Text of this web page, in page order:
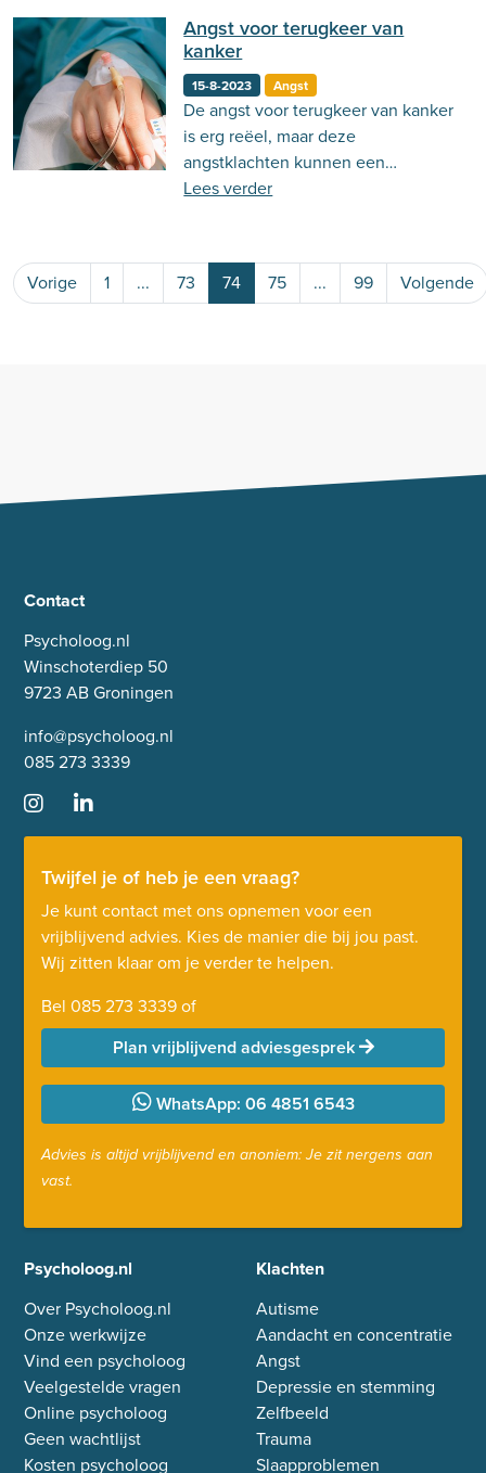
Angst voor terugkeer van
kanker
15-8-2023 Angst
De angst voor terugkeer van kanker
is erg reëel, maar deze
angstklachten kunnen een
belemmering zijn in het dagelijks
welke behandelmogelijkheden er
zijn.
Lees verder
Vorige 1 ... 73 74 75 ... 99 Volgende
Contact
Psycholoog.nl
Winschoterdiep 50
9723 AB Groningen
info@psycholoog.nl
085 273 3339
Twijfel je of heb je een vraag?
Je kunt contact met ons opnemen voor een
vrijblijvend advies. Kies de manier die bij jou past.
Wij zitten klaar om je verder te helpen.
Bel 085 273 3339of
Plan vrijblijvend adviesgesprek
WhatsApp: 06 4851 6543
Advies is altijd vrijblijvend en anoniem: Je zit nergens aan
vast.
Psycholoog.nl
Over Psycholoog.nl
Onze werkwijze
Vind een psycholoog
Veelgestelde vragen
Online psycholoog
Geen wachtlijst
Kosten psycholoog
Klachten
Autisme
Aandacht en concentratie
Angst
Depressie en stemming
Zelfbeeld
Trauma
Slaapproblemen